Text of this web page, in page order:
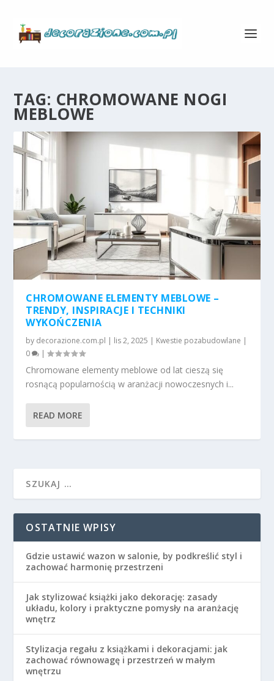
TAG: CHROMOWANE NOGI
MEBLOWE
CHROMOWANE ELEMENTY MEBLOWE –
TRENDY, INSPIRACJE I TECHNIKI
WYKOŃCZENIA
by decorazione.com.pl | lis 2, 2025 | Kwestie pozabudowlane |
0
|
Chromowane elementy meblowe od lat cieszą się
rosnącą popularnością w aranżacji nowoczesnych i...
READ MORE
OSTATNIE WPISY
Gdzie ustawić wazon w salonie, by podkreślić styl i
zachować harmonię przestrzeni
Jak stylizować książki jako dekorację: zasady
układu, kolory i praktyczne pomysły na aranżację
wnętrz
Stylizacja regału z książkami i dekoracjami: jak
zachować równowagę i przestrzeń w małym
wnętrzu